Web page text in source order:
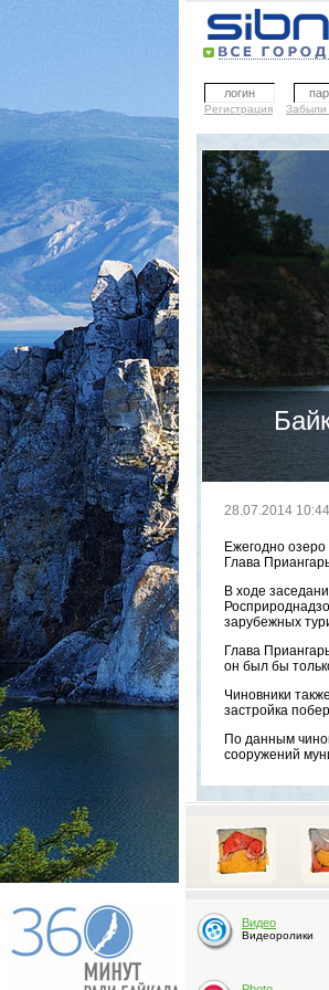
Регистрация Забыли
28.07.2014 10:44
Ежегодно
Глава
В ходе
зарубежных
Глава
он был бы
Чиновники
застройка
По данным
сооружений
Видео
Видеоролики